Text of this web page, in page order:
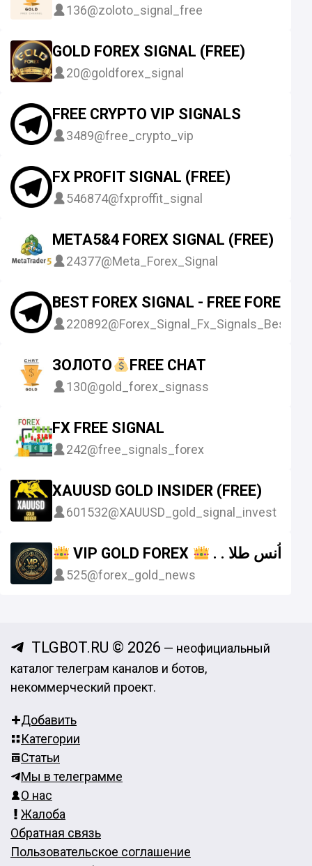
136@zoloto_signal_free
GOLD FOREX SIGNAL (FREE)
20@goldforex_signal
FREE CRYPTO VIP SIGNALS
3489@free_crypto_vip
FX PROFIT SIGNAL (FREE)
546874@fxproffit_signal
META5&4 FOREX SIGNAL (FREE)
24377@Meta_Forex_Signal
BEST FOREX SIGNAL - FREE FOREX
220892@Forex_Signal_Fx_Signals_Best
ЗОЛОТО FREE CHAT
130@gold_forex_signass
FX FREE SIGNAL
242@free_signals_forex
XAUUSD GOLD INSIDER (FREE)
601532@XAUUSD_gold_signal_invest
VIP GOLD FOREX
525@forex_gold_news
TLGBOT.RU © 2026 — неофициальный
каталог телеграм каналов и ботов,
некоммерческий проект.
Добавить
Категории
Статьи
Мы в телеграмме
О нас
Жалоба
Обратная связь
Пользовательское соглашение